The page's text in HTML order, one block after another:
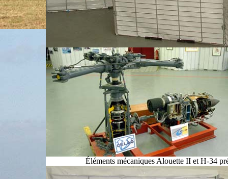
Éléments mécaniques Alouette II et H-34